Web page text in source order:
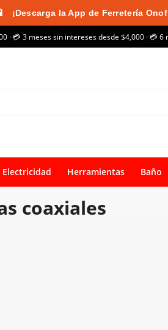
¡Descarga la App de Ferretería
· 💳 3 meses sin intereses desde $4,000 · 💳
Electricidad Herramientas Baño
coaxiales